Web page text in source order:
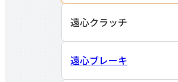
遠心クラッチ
遠心ブレーキ